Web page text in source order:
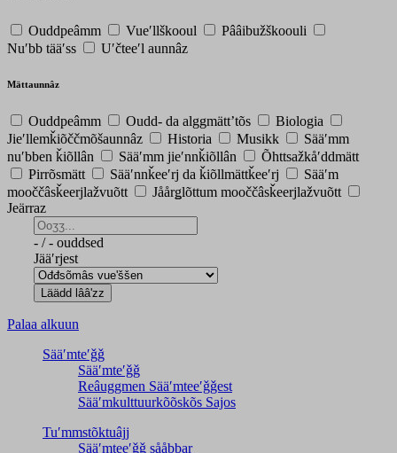
Ouddpeâmm Vueʹllškooul
Pââibužškoouli
Nuʹbb tääʹss
Uʹčteeʹl aunnâz
Mättaunnâz
Ouddpeâmm Oudd- da alggmättʼtõs
Biologia
Jieʹllemǩiõččmõšaunnâz
Historia Musikk
Sääʹmm
nuʹbben ǩiõllân
Sääʹmm jieʹnnǩiõllân
Õhttsažkåʹddmätt
Pirrõsmätt
Sääʹnnǩeeʹrj da ǩiõllmättǩeeʹrj
Sääʹm
mooččâsǩeerjlažvuõtt
Jåårǥlõttum mooččâsǩeerjlažvuõtt
Jeärraz
- /- ouddsed
Jääʹrjest
Palaa alkuun
Sääʹmteʹǧǧ
Sääʹmteʹǧǧ
Reâuggmen Sääʹmteeʹǧǧest
Sääʹmkulttuurkõõskõs Sajos
Tuʹmmstõktuâjj
Sääʹmteeʹǧǧ sååbbar